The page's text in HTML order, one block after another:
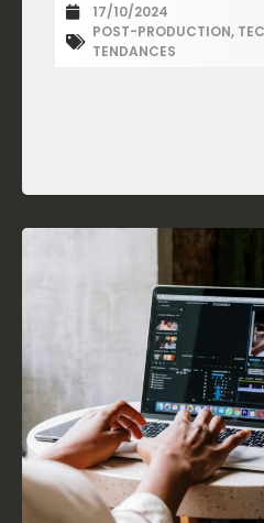
17/10/2024
POST-PRODUCTION,
TENDANCES